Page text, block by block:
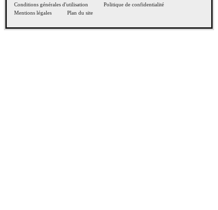
Conditions générales d'utilisation
Politique de confidentialité
Mentions légales
Plan du site